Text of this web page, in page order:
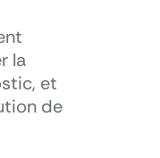
la
et
de